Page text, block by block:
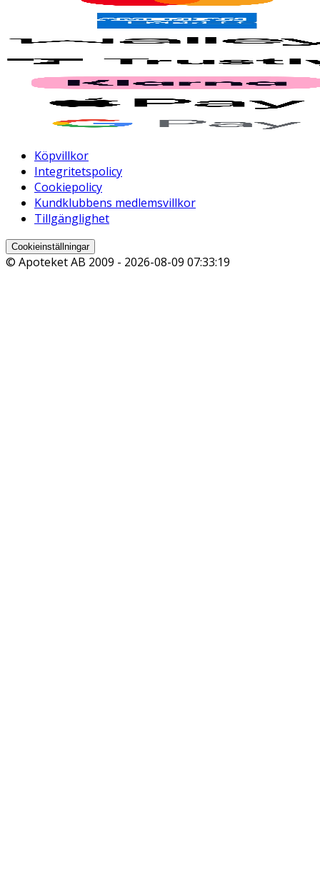
Köpvillkor
Integritetspolicy
Cookiepolicy
Kundklubbens medlemsvillkor
Tillgänglighet
Cookieinställningar
© Apoteket AB 2009 - 2026-08-09 07:33:19